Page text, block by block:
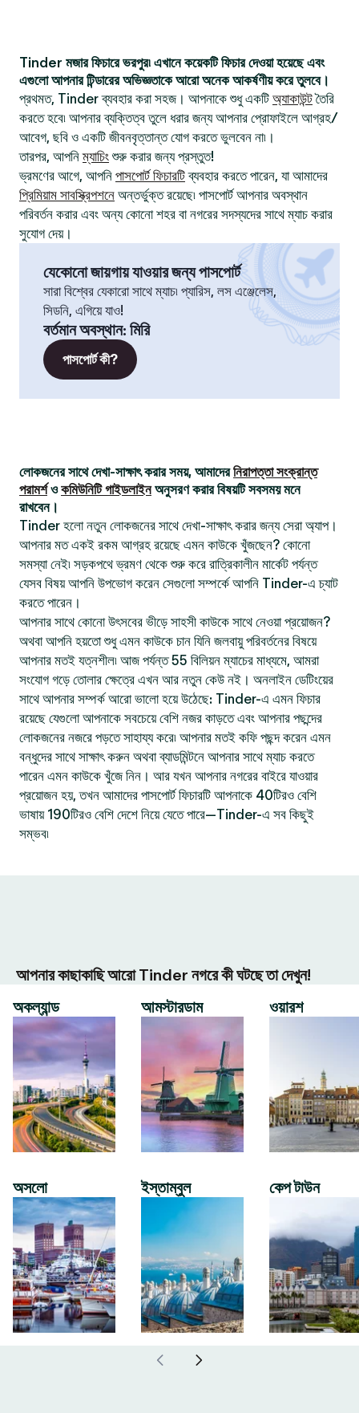
Tinder মজার ফিচারে ভরপুর৷ এখানে কয়েকটি ফিচার দেওয়া হয়েছে এবং
এগুলো আপনার টিন্ডারের অভিজ্ঞতাকে আরো অনেক আকর্ষণীয় করে তুলবে।
প্রথমত, Tinder ব্যবহার করা সহজ। আপনাকে শুধু একটি অ্যাকাউন্টতৈরি
করতে হবে৷ আপনার ব্যক্তিত্ব তুলে ধরার জন্য আপনার প্রোফাইলে আগ্রহ/
আবেগ, ছবি ও একটি জীবনবৃত্তান্ত যোগ করতে ভুলবেন না৷।
তারপর, আপনিম্যাচিং শুরু করার জন্য প্রস্তুত!
ভ্রমণের আগে, আপনি পাসপোর্ট ফিচারটিব্যবহার করতে পারেন, যা আমাদের
প্রিমিয়াম সাবস্ক্রিপশনে অন্তর্ভুক্ত রয়েছে৷ পাসপোর্ট আপনার অবস্থান
পরিবর্তন করার এবং অন্য কোনো শহর বা নগরের সদস্যদের সাথে ম্যাচ করার
সুযোগ দেয়।
যেকোনো জায়গায় যাওয়ার জন্য পাসপোর্ট
সারা বিশ্বের যেকারো সাথে ম্যাচ৷ প্যারিস, লস এঞ্জেলেস,
সিডনি, এগিয়ে যাও!
বর্তমান অবস্থান: মিরি
পাসপোর্ট কী?
লোকজনের সাথে দেখা-সাক্ষাৎ করার সময়, আমাদেরনিরাপত্তা সংক্রান্ত
পরামর্শওকমিউনিটি গাইডলাইনঅনুসরণ করার বিষয়টি সবসময় মনে
রাখবেন।
Tinder হলো নতুন লোকজনের সাথে দেখা-সাক্ষাৎ করার জন্য সেরা অ্যাপ।
আপনার মত একই রকম আগ্রহ রয়েছে এমন কাউকে খুঁজছেন? কোনো
সমস্যা নেই৷ সড়কপথে ভ্রমণ থেকে শুরু করে রাত্রিকালীন মার্কেট পর্যন্ত
যেসব বিষয় আপনি উপভোগ করেন সেগুলো সম্পর্কে আপনি Tinder-এ চ্যাট
করতে পারেন।
আপনার সাথে কোনো উৎসবের ভীড়ে সাহসী কাউকে সাথে নেওয়া প্রয়োজন?
অথবা আপনি হয়তো শুধু এমন কাউকে চান যিনি জলবায়ু পরিবর্তনের বিষয়ে
আপনার মতই যত্নশীল৷ আজ পর্যন্ত 55 বিলিয়ন ম্যাচের মাধ্যমে, আমরা
সংযোগ গড়ে তোলার ক্ষেত্রে এখন আর নতুন কেউ নই। অনলাইন ডেটিংয়ের
সাথে আপনার সম্পর্ক আরো ভালো হয়ে উঠেছে: Tinder-এ এমন ফিচার
রয়েছে যেগুলো আপনাকে সবচেয়ে বেশি নজর কাড়তে এবং আপনার পছন্দের
লোকজনের নজরে পড়তে সাহায্য করে৷ আপনার মতই কফি পছন্দ করেন এমন
বন্ধুদের সাথে সাক্ষাৎ করুন অথবা ব্যাডমিন্টনে আপনার সাথে ম্যাচ করতে
পারেন এমন কাউকে খুঁজে নিন। আর যখন আপনার নগরের বাইরে যাওয়ার
প্রয়োজন হয়, তখন আমাদের পাসপোর্ট ফিচারটি আপনাকে 40টিরও বেশি
ভাষায় 190টিরও বেশি দেশে নিয়ে যেতে পারে—Tinder-এ সব কিছুই
সম্ভব৷
আপনার কাছাকাছি আরো Tinder নগরে কী ঘটছে তা দেখুন!
অকল্যান্ড
অসলো
আমস্টারডাম
ইস্তাম্বুল
ওয়ারশ
কেপ টাউন